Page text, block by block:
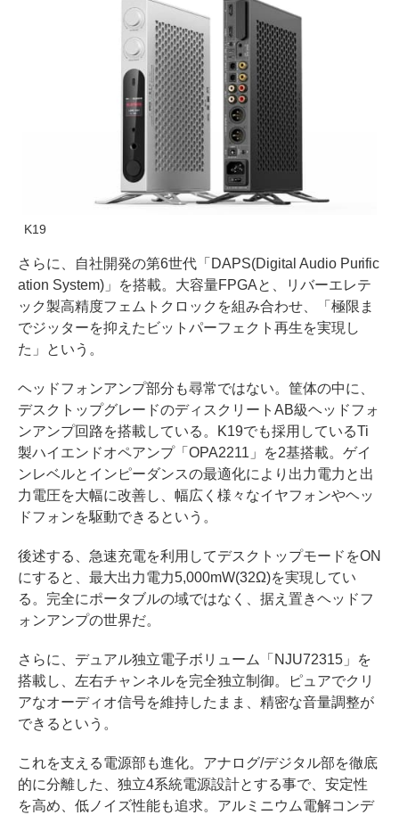
K19
さらに、自社開発の第6世代「DAPS(Digital Audio Purific
ation System)」を搭載。大容量FPGAと、リバーエレテ
ック製高精度フェムトクロックを組み合わせ、「極限ま
でジッターを抑えたビットパーフェクト再生を実現し
た」という。
ヘッドフォンアンプ部分も尋常ではない。筐体の中に、
デスクトップグレードのディスクリートAB級ヘッドフォ
ンアンプ回路を搭載している。K19でも採用しているTi
製ハイエンドオペアンプ「OPA2211」を2基搭載。ゲイ
ンレベルとインピーダンスの最適化により出力電力と出
力電圧を大幅に改善し、幅広く様々なイヤフォンやヘッ
ドフォンを駆動できるという。
後述する、急速充電を利用してデスクトップモードをON
にすると、最大出力電力5,000mW(32Ω)を実現してい
る。完全にポータブルの域ではなく、据え置きヘッドフ
ォンアンプの世界だ。
さらに、デュアル独立電子ボリューム「NJU72315」を
搭載し、左右チャンネルを完全独立制御。ピュアでクリ
アなオーディオ信号を維持したまま、精密な音量調整が
できるという。
これを支える電源部も進化。アナログ/デジタル部を徹底
的に分離した、独立4系統電源設計とする事で、安定性
を高め、低ノイズ性能も追求。アルミニウム電解コンデ